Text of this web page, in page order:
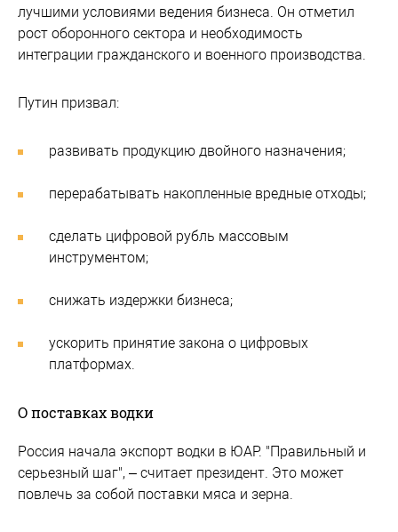
лучшими условиями ведения бизнеса. Он отметил
рост оборонного сектора и необходимость
интеграции гражданского и военного производства.
Путин призвал:
развивать продукцию двойного назначения;
перерабатывать накопленные вредные отходы;
сделать цифровой рубль массовым
инструментом;
снижать издержки бизнеса;
ускорить принятие закона о цифровых
платформах.
О поставках водки
Россия начала экспорт водки в ЮАР. "Правильный и
серьезный шаг", – считает президент. Это может
повлечь за собой поставки мяса и зерна.